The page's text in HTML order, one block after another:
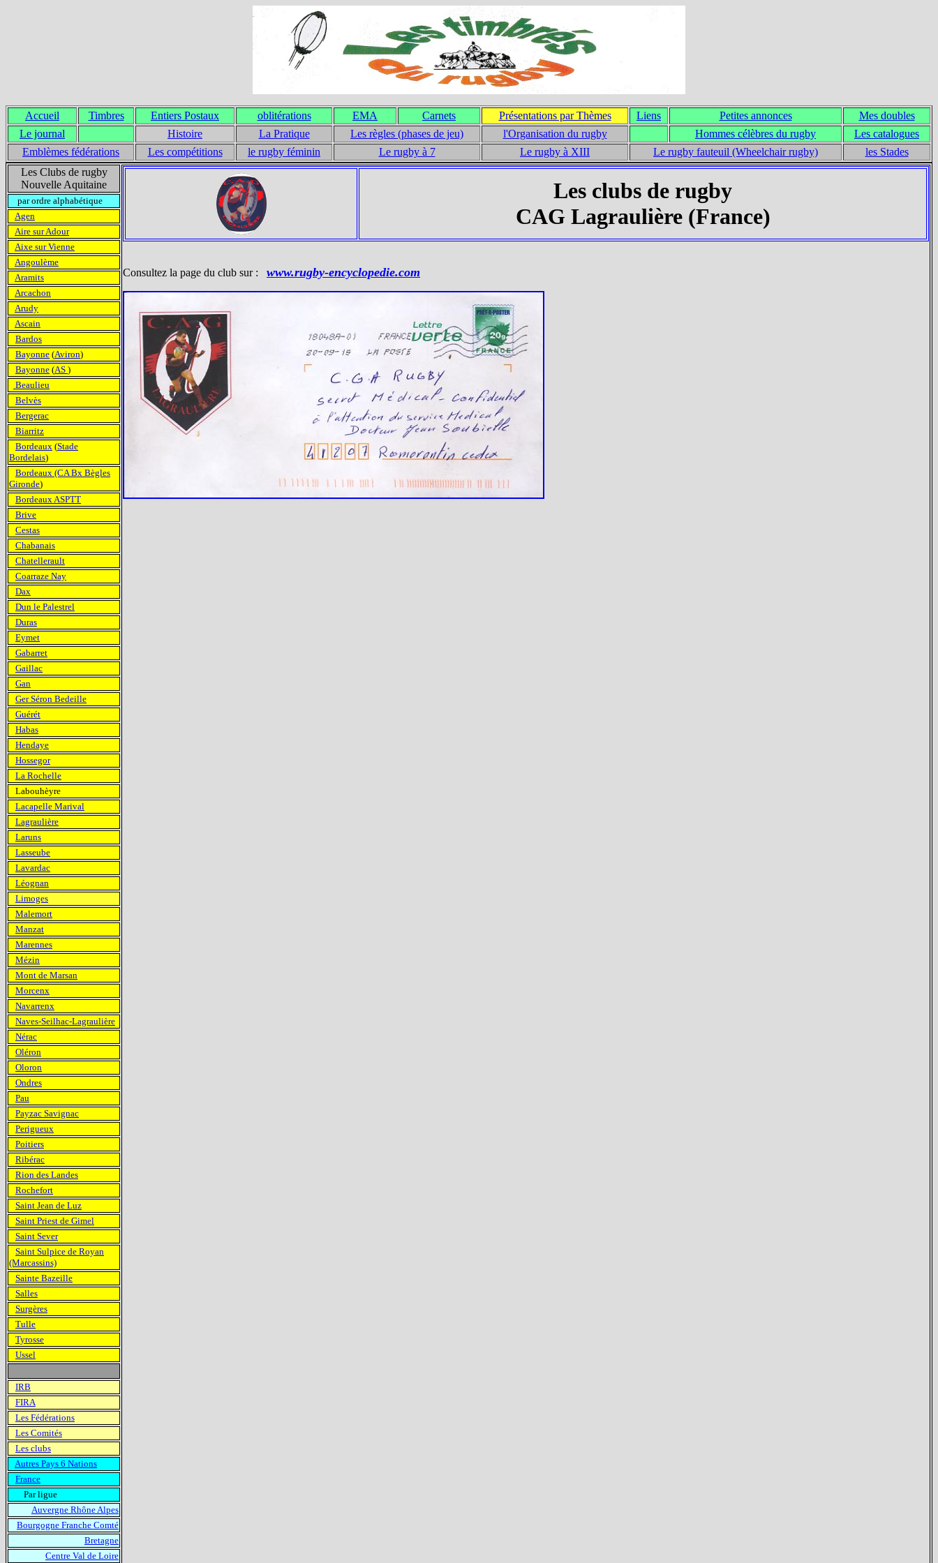
Accueil Timbres Entiers Postaux oblitérations EMA Carnets Présentations par Thèmes Liens Petites annonces
Mes doubles
Le journal
Histoire La Pratique Les règles (phases de jeu) l'Organisation du rugby Hommes célèbres du rugby
Les catalogues
Emblèmes fédérations
Les compétitions le rugby féminin Le rugby à 7 Le rugby à XIII Le rugby fauteuil (Wheelchair rugby)
les Stades
Les Clubs de rugby
Nouvelle Aquitaine
Les clubs de rugby
CAG Lagraulière (France)
Consultez la page du club sur : www.rugby-encyclopedie.com
par ordre alphabétique
Agen
Aire sur Adour
Aixe sur Vienne
Angoulème
Aramits
Arcachon
Arudy
Ascain
Bardos
Bayonne (Aviron)
Bayonne (AS )
Beaulieu
Belvès
Bergerac
Biarritz
Bordeaux (Stade
Bordelais)
Bordeaux (CA Bx Bègles
Gironde)
Bordeaux ASPTT
Brive
Cestas
Chabanais
Chatellerault
Coarraze Nay
Dax
Dun le Palestrel
Duras
Eymet
Gabarret
Gaillac
Gan
Ger Séron Bedeille
Guérét
Habas
Hendaye
Hossegor
La Rochelle
Labouhèyre
Lacapelle Marival
Lagraulière
Laruns
Lasseube
Lavardac
Léognan
Limoges
Malemort
Manzat
Marennes
Mézin
Mont de Marsan
Morcenx
Navarrenx
Naves-Seilhac-Lagraulière
Nérac
Oléron
Oloron
Ondres
Pau
Payzac Savignac
Perigueux
Poitiers
Ribérac
Rion des Landes
Rochefort
Saint Jean de Luz
Saint Priest de Gimel
Saint Sever
Saint Sulpice de Royan
(Marcassins)
Sainte Bazeille
Salles
Surgères
Tulle
Tyrosse
Ussel
IRB
FIRA
Les Fédérations
Les Comités
Les clubs
Autres Pays 6 Nations
France
Par ligue
Auvergne Rhône Alpes
Bourgogne Franche Comté
Bretagne
Centre Val de Loire